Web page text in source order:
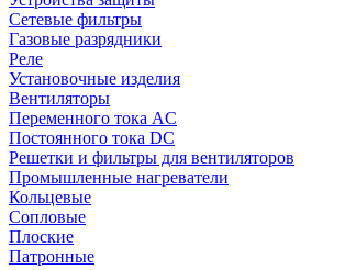
Сетевые фильтры
Газовые разрядники
Реле
Установочные изделия
Вентиляторы
Переменного тока AC
Постоянного тока DC
Решетки и фильтры для вентиляторов
Промышленные нагреватели
Кольцевые
Сопловые
Плоские
Патронные